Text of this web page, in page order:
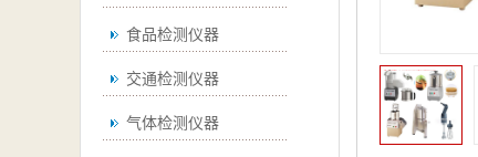
食品检测仪器
交通检测仪器
气体检测仪器